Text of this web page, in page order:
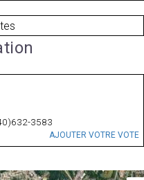
3583
AJOUTER VOTRE VOTE